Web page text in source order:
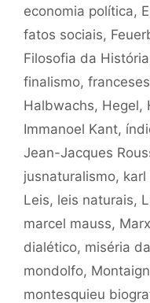
economia política,
fatos sociais,
Filosofia da História
finalismo, franceses
Halbwachs, Hegel,
Immanoel Kant,
Jean-Jacques
jusnaturalismo, karl
Leis, leis naturais,
marcel mauss, Marx
dialético, miséria
mondolfo,
montesquieu